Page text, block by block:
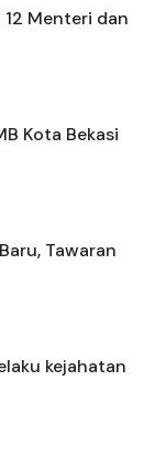
Menteri dan
Kota Bekasi
Tawaran
kejahatan